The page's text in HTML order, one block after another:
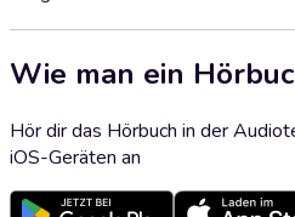
Wie man ein
Hör dir das Hörbuch in der
iOS-Geräten an